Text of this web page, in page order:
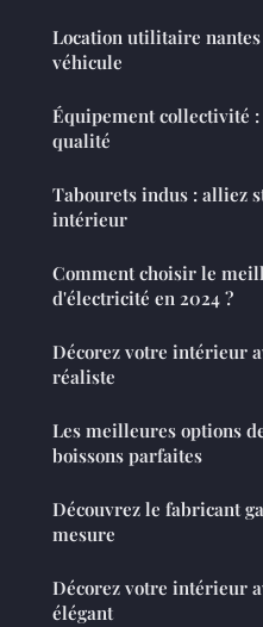
Location utilitaire
véhicule
Équipement collectivité
qualité
Tabourets indus : alliez
intérieur
Comment choisir le
d'électricité en 2024 ?
Décorez votre intérieur
réaliste
Les meilleures options
boissons parfaites
Découvrez le fabricant
mesure
Décorez votre intérieur
élégant